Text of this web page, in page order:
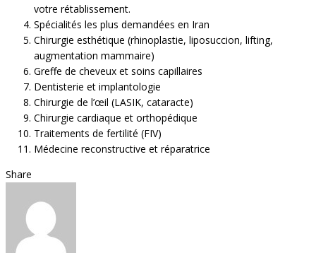
votre rétablissement.
Spécialités les plus demandées en Iran
Chirurgie esthétique (rhinoplastie, liposuccion, lifting,
augmentation mammaire)
Greffe de cheveux et soins capillaires
Dentisterie et implantologie
Chirurgie de l’œil (LASIK, cataracte)
Chirurgie cardiaque et orthopédique
Traitements de fertilité (FIV)
Médecine reconstructive et réparatrice
Share